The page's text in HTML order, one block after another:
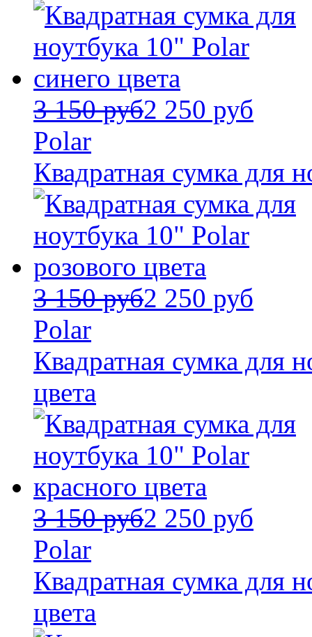
3 150 руб2 250 руб
Polar
Квадратная сумка для
3 150 руб2 250 руб
Polar
Квадратная сумка для
цвета
3 150 руб2 250 руб
Polar
Квадратная сумка для
цвета